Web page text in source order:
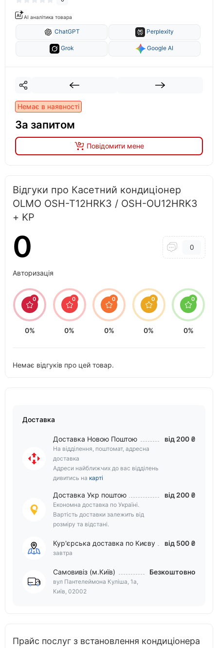
AI аналітика товара
ChatGPT Perplexity
Grok Google AI
Немає в наявності
За запитом
Повідомити мене
Відгуки про Касетний кондиціонер
OLMO OSH-T12HRK3 / OSH-OU12HRK3
+ KP
0 0
Авторизація
0
0%
0
0%
0
0%
0
0%
0
0%
Немає відгуків про цей товар.
Доставка
Доставка Новою Поштою
На відділення, поштомат, адресна
доставка
Адреси найближчих до вас відділень
дивитись на карті
від 200 ₴
Доставка Укр поштою
Економна доставка по Україні.
Вартість доставки залежить від
розміру та відстані.
від 200 ₴
Кур'єрська доставка по Києву
завтра
від 500 ₴
Самовивіз (м.Київ)
вул Пантелеймона Куліша, 1а,
Київ, 02002
Безкоштовно
Прайс послуг з встановлення кондиціонера